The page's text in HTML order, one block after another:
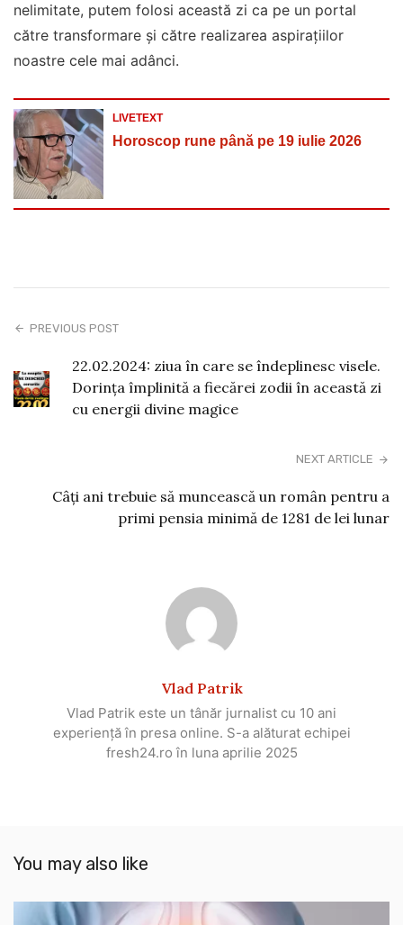
nelimitate, putem folosi această zi ca pe un portal
către transformare și către realizarea aspirațiilor
noastre cele mai adânci.
LIVETEXT
Horoscop rune până pe 19 iulie 2026
PREVIOUS POST
22.02.2024: ziua în care se îndeplinesc visele.
Dorința împlinită a fiecărei zodii în această zi
cu energii divine magice
NEXT ARTICLE
Câți ani trebuie să muncească un român pentru a
primi pensia minimă de 1281 de lei lunar
Vlad Patrik
Vlad Patrik este un tânăr jurnalist cu 10 ani
experiență în presa online. S-a alăturat echipei
fresh24.ro în luna aprilie 2025
You may also like